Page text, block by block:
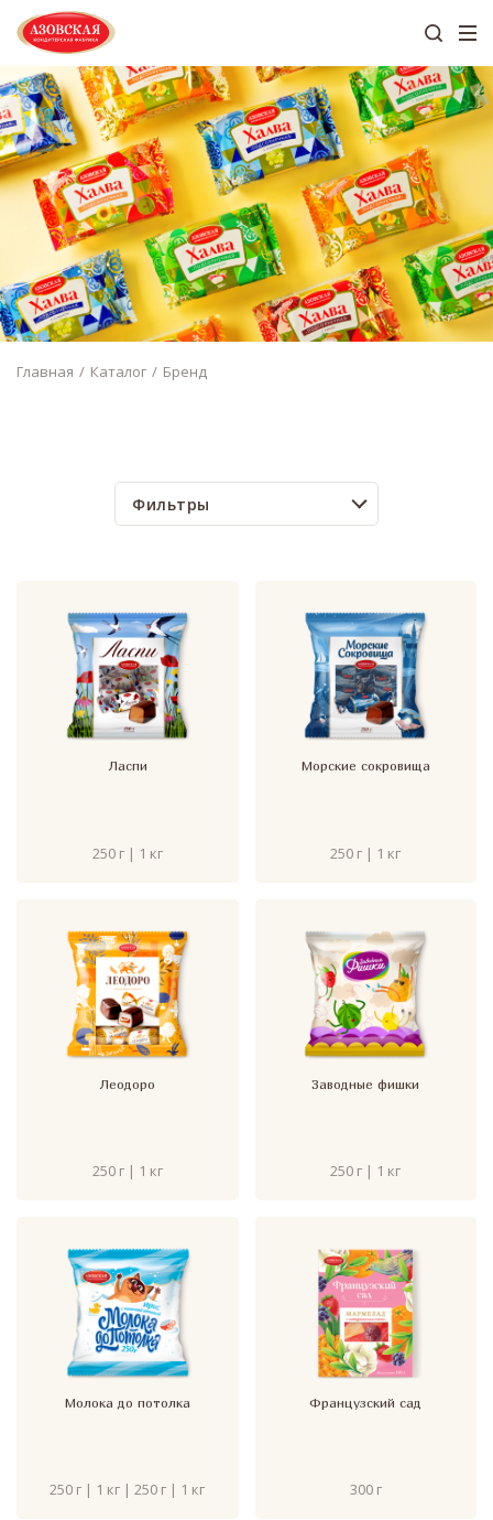
Главная Каталог Бренд
Фильтры
Ласпи
250 г | 1 кг
Морские сокровища
250 г | 1 кг
Леодоро
250 г | 1 кг
Заводные фишки
250 г | 1 кг
Молока до потолка
250 г | 1 кг | 250 г | 1 кг
Французский сад
300 г